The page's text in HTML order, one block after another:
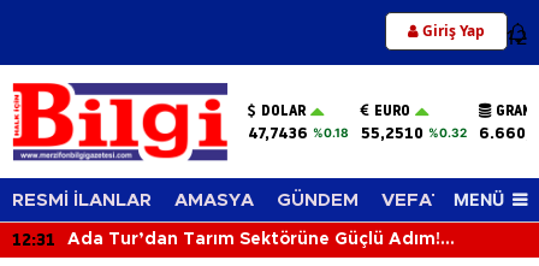
Giriş Yap 12
DOLAR
47,7436 %0.18
EURO
55,2510 %0.32
RESMİ İLANLAR AMASYA GÜNDEM VEFAT EDENLER
MENÜ
12:31
Ada Tur’dan Tarım Sektörüne Güçlü Adım!